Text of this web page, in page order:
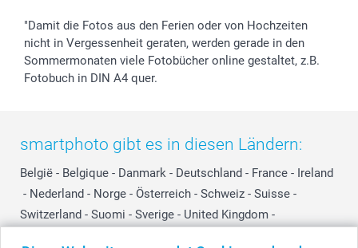
"Damit die Fotos aus den Ferien oder von Hochzeiten
nicht in Vergessenheit geraten, werden gerade in den
Sommermonaten viele Fotobücher online gestaltet, z.B.
Fotobuch in DIN A4 quer.
smartphoto gibt es in diesen Ländern:
België - Belgique - Danmark - Deutschland - France - Ireland
- Nederland - Norge - Österreich - Schweiz - Suisse -
Switzerland - Suomi - Sverige - United Kingdom -
Other Countries